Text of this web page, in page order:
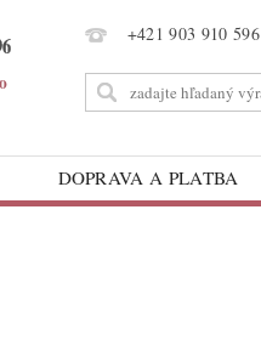
+421 903 910 596
DOPRAVA A PLATBA